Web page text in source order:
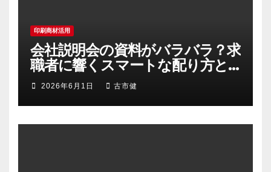
印刷商材活用
会社説明会の資料がバラバラ？求
職者に響くスマートな配り方と
まとめ方のコツ
2026年6月1日 古市健